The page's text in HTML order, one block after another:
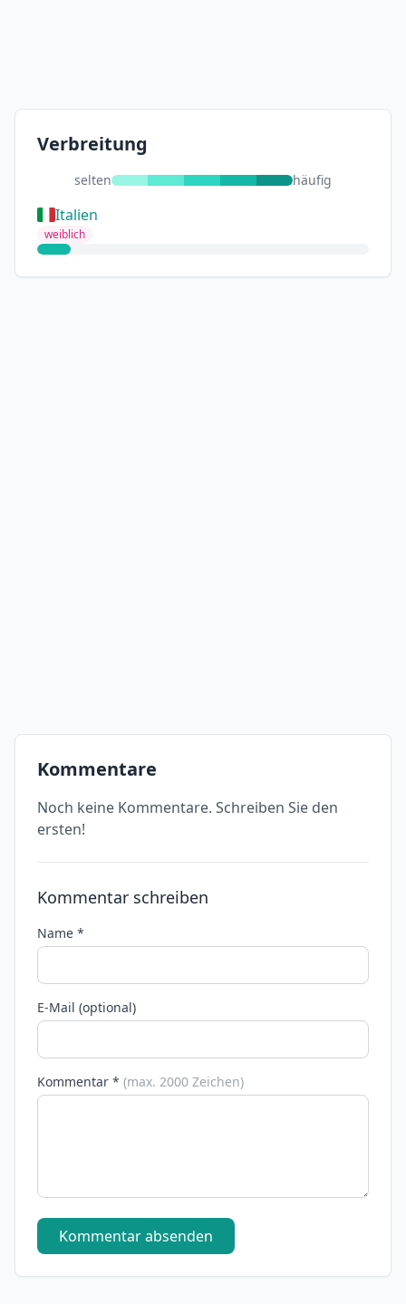
Verbreitung
selten häufig
Italien
weiblich
Kommentare
Noch keine Kommentare. Schreiben Sie den
ersten!
Kommentar schreiben
Name *
E-Mail (optional)
Kommentar * (max. 2000 Zeichen)
Kommentar absenden